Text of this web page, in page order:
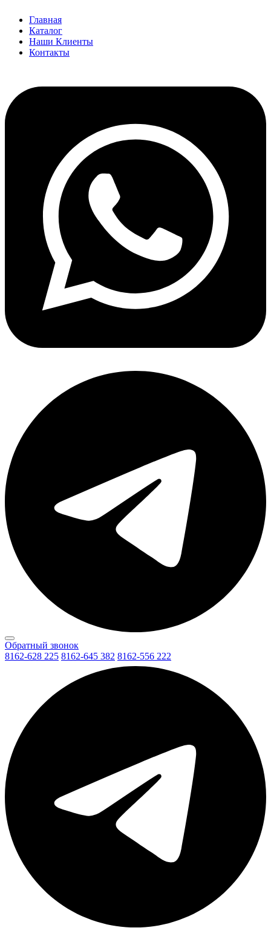
Главная
Каталог
Наши Клиенты
Контакты
Обратный звонок
8162-628 225 8162-645 382 8162-556 222